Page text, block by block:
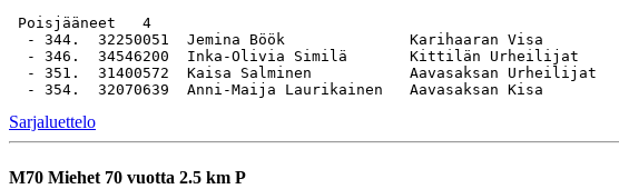
Poisjääneet   4
  - 344.  32250051  Jemina Böök              Karihaaran Visa
  - 346.  34546200  Inka-Olivia Similä       Kittilän Urheilijat
  - 351.  31400572  Kaisa Salminen           Aavasaksan Urheilijat
Sarjaluettelo
M70 Miehet 70 vuotta 2.5 km P